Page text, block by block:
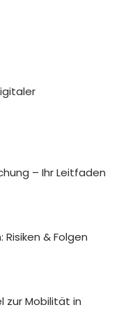
– Ihr Leitfaden
Risiken & Folgen
zur Mobilität in